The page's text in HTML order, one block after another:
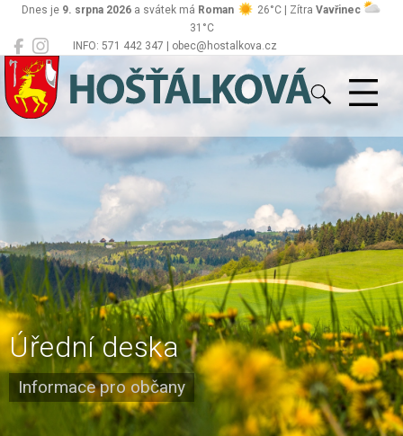
INFO: 571 442 347 | obec@hostalkova.cz
Dnes je 9. srpna 2026 a svátek má Roman 26°C | Zítra Vavřinec
31°C
Hošťálková
Úřední deska
Informace pro občany